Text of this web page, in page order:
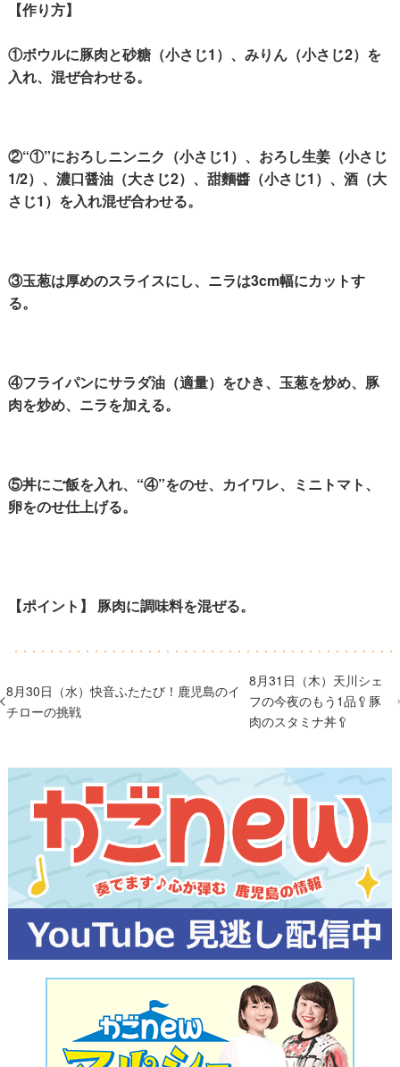
【作り方】
①ボウルに豚肉と砂糖（小さじ1）、みりん（小さじ2）を
入れ、混ぜ合わせる。
②“①”におろしニンニク（小さじ1）、おろし生姜（小さじ
1/2）、濃口醤油（大さじ2）、甜麵醬（小さじ1）、酒（大
さじ1）を入れ混ぜ合わせる。
③玉葱は厚めのスライスにし、ニラは3cm幅にカットす
る。
④フライパンにサラダ油（適量）をひき、玉葱を炒め、豚
肉を炒め、ニラを加える。
⑤丼にご飯を入れ、“④”をのせ、カイワレ、ミニトマト、
卵をのせ仕上げる。
【ポイント】 豚肉に調味料を混ぜる。
8月30日（水）快音ふたたび！鹿児島のイ
チローの挑戦
8月31日（木）天川シェ
フの今夜のもう1品🥄豚
肉のスタミナ丼🥄